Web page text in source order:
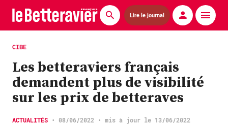
Lire le journal
Actualités
Économie
Agronomie
Matériels
CIBE
Les betteraviers français
demandent plus de visibilité
sur les prix de betteraves
ACTUALITÉS • 08/06/2022 • mis à jour le 13/06/2022